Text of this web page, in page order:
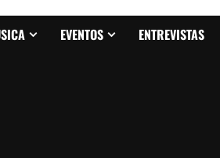
EVENTOS ENTREVISTAS